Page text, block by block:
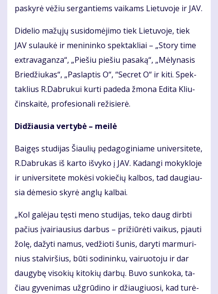
pa­sky­rė vė­žiu ser­gan­tiems vai­kams Lie­tu­vo­je ir JAV.
Di­de­lio ma­žų­jų su­si­do­mė­ji­mo tiek Lie­tu­vo­je, tiek
JAV su­lau­kė ir me­ni­nin­ko spek­tak­liai – „Sto­ry ti­me
ex­tra­va­gan­za“, „Pie­šiu pie­šiu pa­sa­ką“, „Mė­ly­na­sis
Brie­džiu­kas“, „Pa­slap­tis O“, “Sec­ret O“ ir ki­ti. Spek­
tak­lius R.Dab­ru­kui kur­ti pa­de­da žmo­na Edi­ta Kliu­
čins­kai­tė, pro­fe­sio­na­li re­ži­sie­rė.
Di­džiau­sia ver­ty­bė – mei­lė
Bai­gęs stu­di­jas Šiau­lių pe­da­go­gi­nia­me uni­ver­si­te­te,
R.Dab­ru­kas iš kar­to iš­vy­ko į JAV. Ka­dan­gi mo­kyk­lo­je
ir uni­ver­si­te­te mo­kė­si vo­kie­čių kal­bos, tad dau­giau­
sia dė­me­sio sky­rė an­glų kal­bai.
„Kol ga­lė­jau tęs­ti me­no stu­di­jas, te­ko daug dirb­ti
pa­čius įvai­riau­sius dar­bus – pri­žiū­rė­ti vai­kus, pjau­ti
žo­lę, da­žy­ti na­mus, ve­džio­ti šu­nis, da­ry­ti mar­mu­ri­
nius stal­vir­šius, bū­ti so­di­nin­ku, vai­ruo­to­ju ir dar
dau­gy­bę vi­so­kių ki­to­kių dar­bų. Bu­vo sun­ko­ka, ta­
čiau gy­ve­ni­mas už­grū­di­no ir džiau­giuo­si, kad tu­rė­